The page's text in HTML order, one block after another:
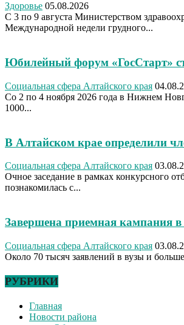
Здоровье 05.08.2026
С 3 по 9 августа Министерством
Международной недели грудного...
Юбилейный форум «ГосСтарт»
Социальная сфера Алтайского края
Со 2 по 4 ноября 2026 года в Нижнем
1000...
В Алтайском крае определили
Социальная сфера Алтайского края
Очное заседание в рамках конкурсного
познакомилась с...
Завершена приемная кампания
Социальная сфера Алтайского края
Около 70 тысяч заявлений в вузы и
РУБРИКИ
Главная
Новости района